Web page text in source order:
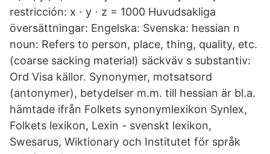
restricción: x ⋅ y ⋅ z = 1000 Huvudsakliga
översättningar: Engelska: Svenska: hessian n
noun: Refers to person, place, thing, quality, etc.
(coarse sacking material) säckväv s substantiv:
Ord Visa källor. Synonymer, motsatsord
(antonymer), betydelser m.m. till hessian är bl.a.
hämtade ifrån Folkets synonymlexikon Synlex,
Folkets lexikon, Lexin - svenskt lexikon,
Swesarus, Wiktionary och Institutet för språk